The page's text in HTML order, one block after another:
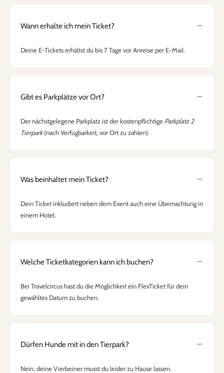
Wann erhalte ich mein Ticket?
Deine E-Tickets erhältst du bis 7 Tage vor Anreise per E-Mail.
Gibt es Parkplätze vor Ort?
Der nächstgelegene Parkplatz ist der kostenpflichtige Parkplatz 2
Tierpark(nach Verfügbarkeit, vor Ort zu zahlen).
Was beinhaltet mein Ticket?
Dein Ticket inkludiert neben dem Event auch eine Übernachtung in
einem Hotel.
Welche Ticketkategorien kann ich buchen?
Bei Travelcircus hast du die Möglichkeit ein FlexTicket für dein
gewähltes Datum zu buchen.
Dürfen Hunde mit in den Tierpark?
Nein, deine Vierbeiner musst du leider zu Hause lassen.